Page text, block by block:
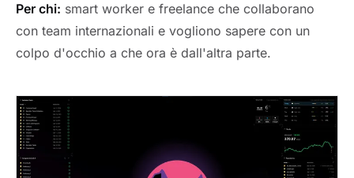
Per chi: smart worker e freelance che collaborano
con team internazionali e vogliono sapere con un
colpo d'occhio a che ora è dall'altra parte.